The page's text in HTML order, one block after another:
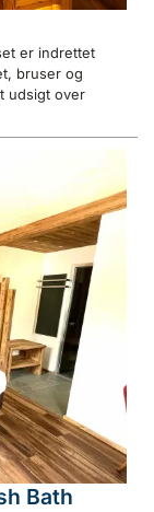
er indrettet
bruser og
udsigt over
Bath